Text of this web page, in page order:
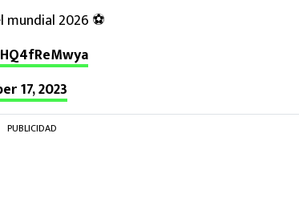
2026 ⚽️
17, 2023
PUBLICIDAD